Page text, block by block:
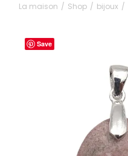
La maison Shop bijoux
Save